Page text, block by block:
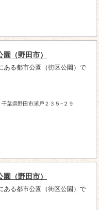
園（野田市）
ある都市公園（街区公園）で
葉県野田市瀬戸２３５−２９
園（野田市）
ある都市公園（街区公園）で